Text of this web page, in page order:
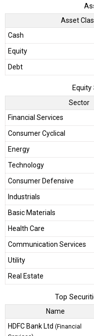
Asset
Cash
Equity
Debt
Sector
Financial Services
Consumer Cyclical
Energy
Technology
Consumer Defensive
Industrials
Basic Materials
Health Care
Communication Services
Utility
Real Estate
Top
Name
HDFC Bank Ltd (Financial